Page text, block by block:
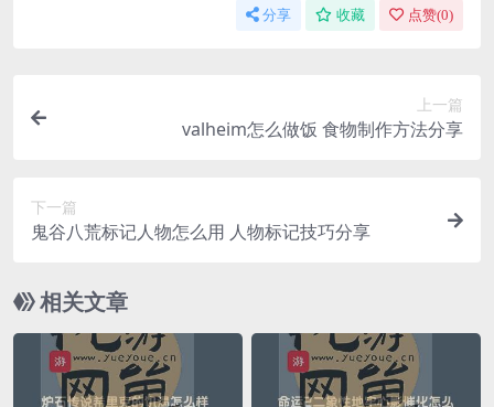
分享 收藏 点赞(0)
上一篇
valheim怎么做饭 食物制作方法分享
下一篇
鬼谷八荒标记人物怎么用 人物标记技巧分享
相关文章